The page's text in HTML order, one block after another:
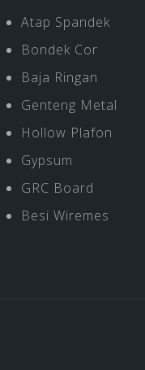
Atap Spandek
Bondek Cor
Baja Ringan
Genteng Metal
Hollow Plafon
Gypsum
GRC Board
Besi Wiremes